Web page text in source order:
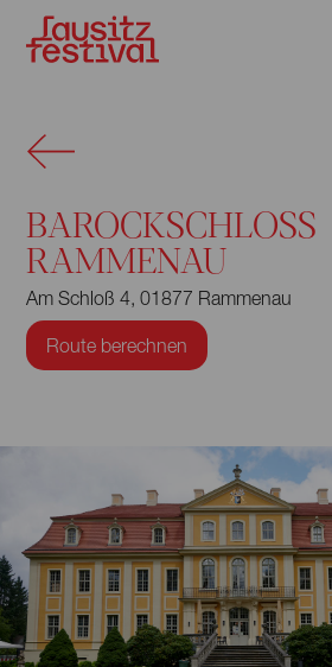
BAROCKSCHLOSS
RAMMENAU
Am Schloß 4, 01877 Rammenau
Route berechnen